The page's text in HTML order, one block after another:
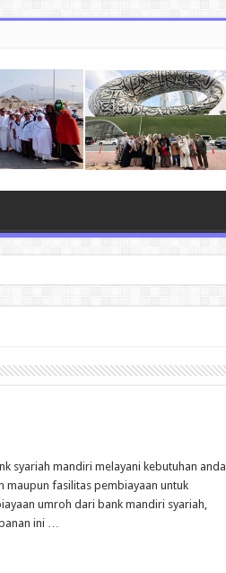
syariah mandiri melayani kebutuhan anda
maupun fasilitas pembiayaan untuk
umroh dari bank mandiri syariah,
ini …